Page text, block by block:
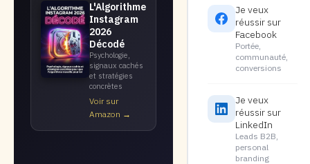
L'Algorithme
Instagram
2026
Décodé
Psychologie,
signaux cachés
et stratégies
concrètes
Voir sur
Amazon →
Je veux
réussir sur
Facebook
Portée,
communauté,
conversions
Je veux
réussir sur
LinkedIn
Leads B2B,
personal
branding